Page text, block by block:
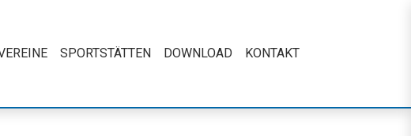
SPORTSTÄTTEN DOWNLOAD KONTAKT